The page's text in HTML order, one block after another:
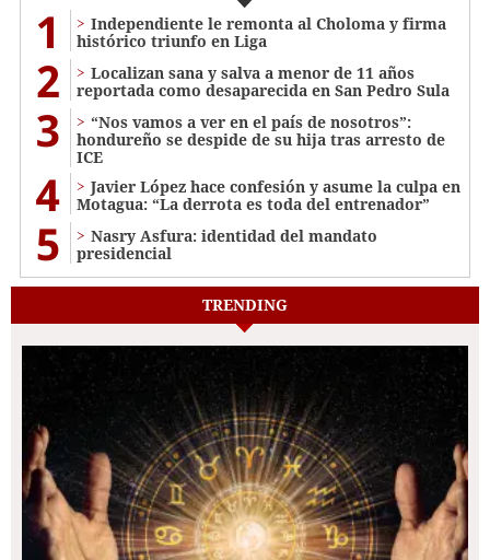
1
Independiente le remonta al Choloma y firma
histórico triunfo en Liga
2
Localizan sana y salva a menor de 11 años
reportada como desaparecida en San Pedro Sula
3
“Nos vamos a ver en el país de nosotros”:
hondureño se despide de su hija tras arresto de
ICE
4
Javier López hace confesión y asume la culpa en
Motagua: “La derrota es toda del entrenador”
5
Nasry Asfura: identidad del mandato
presidencial
TRENDING